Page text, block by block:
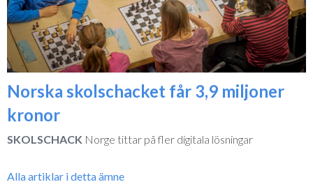
Norska skolschacket får 3,9 miljoner
kronor
SKOLSCHACK Norge tittar på fler digitala lösningar
Alla artiklar i detta ämne